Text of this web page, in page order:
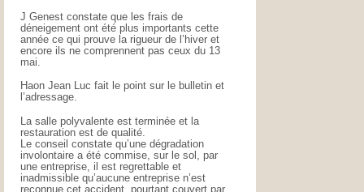
J Genest constate que les frais de
déneigement ont été plus importants cette
année ce qui prouve la rigueur de l’hiver et
encore ils ne comprennent pas ceux du 13
mai.
Haon Jean Luc fait le point sur le bulletin et
l’adressage.
La salle polyvalente est terminée et la
restauration est de qualité.
Le conseil constate qu’une dégradation
involontaire a été commise, sur le sol, par
une entreprise, il est regrettable et
inadmissible qu’aucune entreprise n’est
reconnue cet accident, pourtant couvert par